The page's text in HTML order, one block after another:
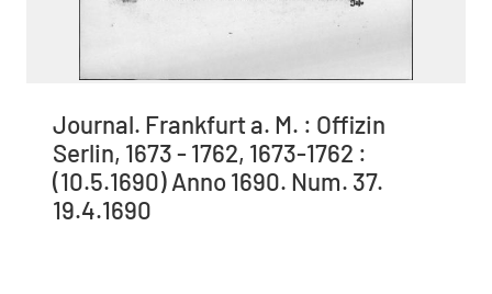
Journal. Frankfurt a. M. : Offizin
Serlin, 1673 - 1762, 1673-1762 :
(10.5.1690) Anno 1690. Num. 37.
19.4.1690